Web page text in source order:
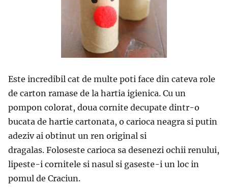
Este incredibil cat de multe poti face din cateva role
de carton ramase de la hartia igienica. Cu un
pompon colorat, doua cornite decupate dintr-o
bucata de hartie cartonata, o carioca neagra si putin
adeziv ai obtinut un ren original si
dragalas. Foloseste carioca sa desenezi ochii renului,
lipeste-i cornitele si nasul si gaseste-i un loc in
pomul de Craciun.